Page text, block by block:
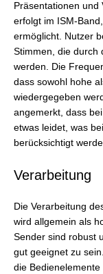
Präsentationen und
erfolgt im ISM-
ermöglicht. Nutzer
Stimmen, die durch
werden. Die
dass sowohl hohe
wiedergegeben
angemerkt, dass
etwas leidet, was
berücksichtigt
Verarbeitung
Die Verarbeitung
wird allgemein als
Sender sind robust
gut geeignet zu
die